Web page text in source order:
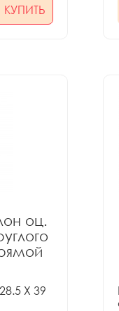
КУПИТЬ
оц.
X 39